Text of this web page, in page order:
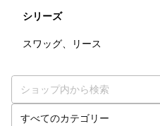
シリーズ
スワッグ、リース